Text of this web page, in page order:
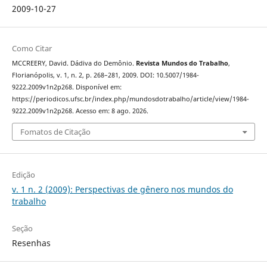
2009-10-27
Como Citar
MCCREERY, David. Dádiva do Demônio. Revista Mundos do Trabalho,
Florianópolis, v. 1, n. 2, p. 268–281, 2009. DOI: 10.5007/1984-
9222.2009v1n2p268. Disponível em:
https://periodicos.ufsc.br/index.php/mundosdotrabalho/article/view/1984-
9222.2009v1n2p268. Acesso em: 8 ago. 2026.
Fomatos de Citação
Edição
v. 1 n. 2 (2009): Perspectivas de gênero nos mundos do
trabalho
Seção
Resenhas